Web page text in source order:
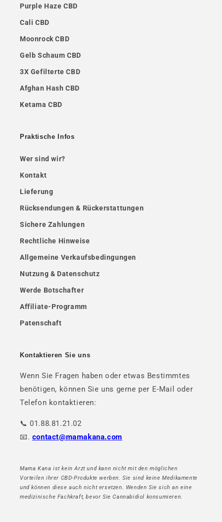
Purple Haze CBD
Cali CBD
Moonrock CBD
Gelb Schaum CBD
3X Gefilterte CBD
Afghan Hash CBD
Ketama CBD
Praktische Infos
Wer sind wir?
Kontakt
Lieferung
Rücksendungen & Rückerstattungen
Sichere Zahlungen
Rechtliche Hinweise
Allgemeine Verkaufsbedingungen
Nutzung & Datenschutz
Werde Botschafter
Affiliate-Programm
Patenschaft
Kontaktieren Sie uns
Wenn Sie Fragen haben oder etwas Bestimmtes
benötigen, können Sie uns gerne per E-Mail oder
Telefon kontaktieren:
📞 01.88.81.21.02
📧. contact@mamakana.com
Mama Kana ist kein Arzt und kann nicht mit den möglichen
Vorteilen ihrer CBD-Produkte werben. Sie sind keine Medikamente
und können diese auch nicht ersetzen. Wenden Sie sich an eine
medizinische Fachkraft, bevor Sie Cannabidiol konsumieren.